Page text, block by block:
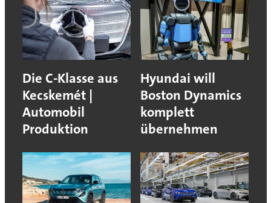
Die C-Klasse aus
Kecskemét |
Automobil
Produktion
Hyundai will
Boston Dynamics
komplett
übernehmen